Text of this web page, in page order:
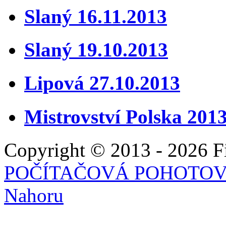
Slaný 16.11.2013
Slaný 19.10.2013
Lipová 27.10.2013
Mistrovství Polska
Copyright © 2013 - 2026
POČÍTAČOVÁ
Nahoru